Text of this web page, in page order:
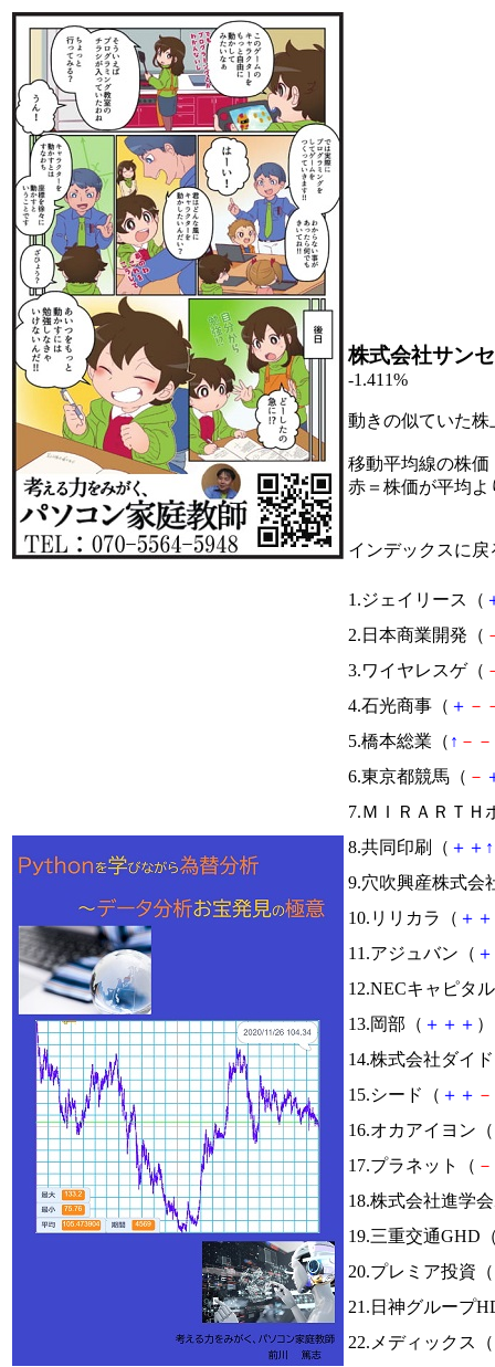
株式会社サン
-1.411%
動きの似ていた
移動平均線の株価
赤＝株価が平均
インデックスに戻
1.ジェイリース（
2.日本商業開発（
3.ワイヤレスゲ（
4.石光商事（ ＋ －
5.橋本総業（ ↑ － －
6.東京都競馬（ －
7.ＭＩＲＡＲＴＨ
8.共同印刷（ ＋ ＋ ↑
9.穴吹興産株式会
10.リリカラ（ ＋ ＋
11.アジュバン（ ＋
12.NECキャピタ
13.岡部（ ＋ ＋ ＋
14.株式会社ダイ
15.シード（ ＋ ＋ －
16.オカアイヨン（
17.プラネット（ －
18.株式会社進学
19.三重交通GHD
20.プレミア投資（
21.日神グループ
22.メディックス（